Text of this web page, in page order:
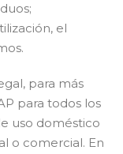
el
para más
para todos los
uso doméstico
o comercial. En